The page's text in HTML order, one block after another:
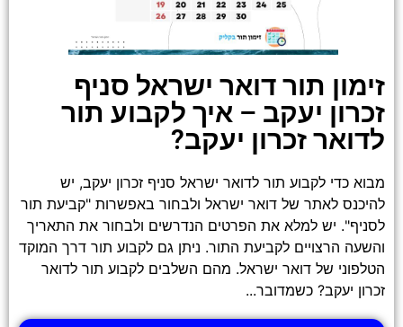
זימון תור דואר ישראל סניף
זכרון יעקב – איך לקבוע תור
לדואר זכרון יעקב?
מבוא כדי לקבוע תור לדואר ישראל סניף זכרון יעקב, יש
להיכנס לאתר של דואר ישראל ולבחור באפשרות "קביעת תור
לסניף". יש למלא את הפרטים הנדרשים ולבחור את התאריך
והשעה הרצויים לקביעת התור. ניתן גם לקבוע תור דרך המוקד
הטלפוני של דואר ישראל. מהם השלבים לקבוע תור לדואר
זכרון יעקב? כשמדובר...